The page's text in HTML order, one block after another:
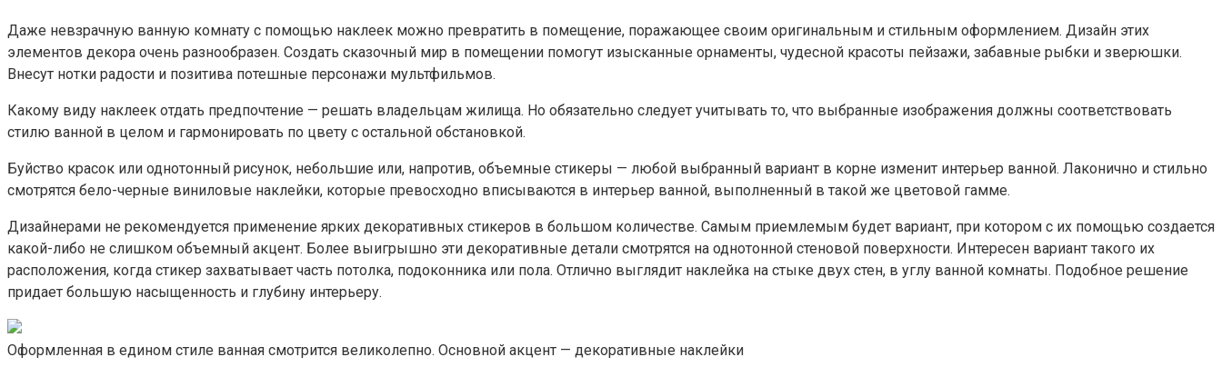
Даже невзрачную ванную комнату с помощью наклеек можно превратить в помещение, поражающее своим оригинальным и стильным оформлением. Дизайн этих
элементов декора очень разнообразен. Создать сказочный мир в помещении помогут изысканные орнаменты, чудесной красоты пейзажи, забавные рыбки и зверюшки.
Внесут нотки радости и позитива потешные персонажи мультфильмов.
Какому виду наклеек отдать предпочтение — решать владельцам жилища. Но обязательно следует учитывать то, что выбранные изображения должны соответствовать
стилю ванной в целом и гармонировать по цвету с остальной обстановкой.
Буйство красок или однотонный рисунок, небольшие или, напротив, объемные стикеры — любой выбранный вариант в корне изменит интерьер ванной. Лаконично и стильно
смотрятся бело-черные виниловые наклейки, которые превосходно вписываются в интерьер ванной, выполненный в такой же цветовой гамме.
Дизайнерами не рекомендуется применение ярких декоративных стикеров в большом количестве. Самым приемлемым будет вариант, при котором с их помощью создается
какой-либо не слишком объемный акцент. Более выигрышно эти декоративные детали смотрятся на однотонной стеновой поверхности. Интересен вариант такого их
расположения, когда стикер захватывает часть потолка, подоконника или пола. Отлично выглядит наклейка на стыке двух стен, в углу ванной комнаты. Подобное решение
придает большую насыщенность и глубину интерьеру.
Оформленная в едином стиле ванная смотрится великолепно. Основной акцент — декоративные наклейки